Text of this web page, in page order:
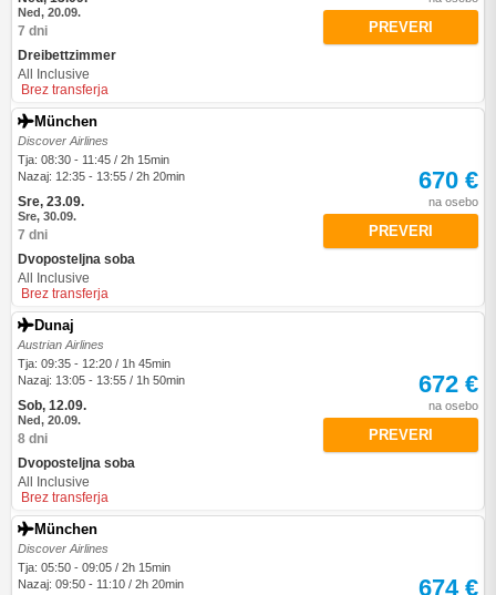
Ned, 20.09.
7 dni
Dreibettzimmer
All Inclusive
Brez transferja
PREVERI
München
Discover Airlines
Tja: 08:30 - 11:45 / 2h 15min
Nazaj: 12:35 - 13:55 / 2h 20min
Sre, 23.09.
Sre, 30.09.
7 dni
Dvoposteljna soba
All Inclusive
Brez transferja
670 €
na osebo
PREVERI
Dunaj
Austrian Airlines
Tja: 09:35 - 12:20 / 1h 45min
Nazaj: 13:05 - 13:55 / 1h 50min
Sob, 12.09.
Ned, 20.09.
8 dni
Dvoposteljna soba
All Inclusive
Brez transferja
672 €
na osebo
PREVERI
München
Discover Airlines
Tja: 05:50 - 09:05 / 2h 15min
Nazaj: 09:50 - 11:10 / 2h 20min
674 €